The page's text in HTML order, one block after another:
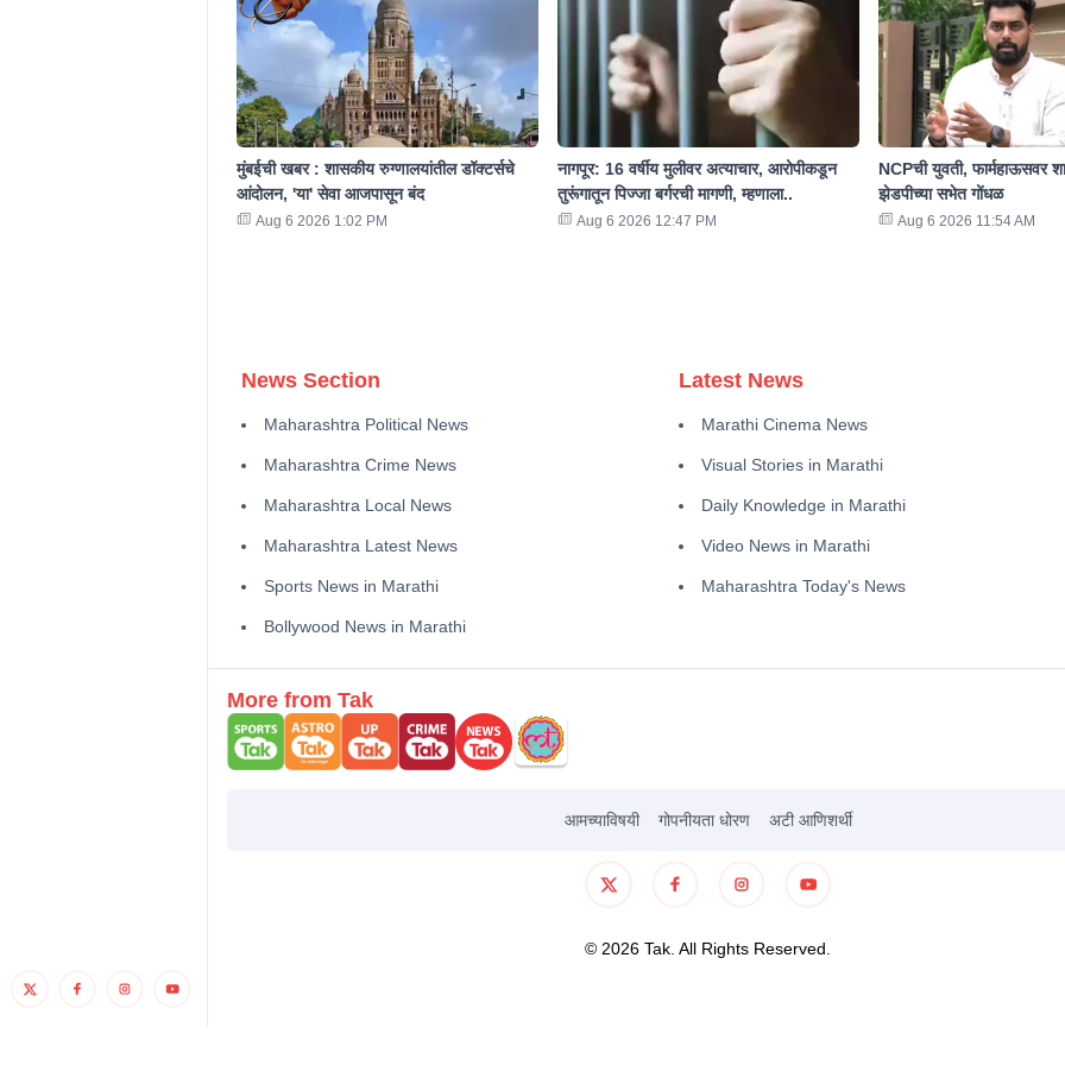
मुंबईची खबर : शासकीय रुग्णालयांतील डॉक्टर्सचे
आंदोलन, 'या' सेवा आजपासून बंद
Aug 6 2026 1:02 PM
नागपूर: 16 वर्षीय मुलीवर अत्याचार, आरोपीकडून
तुरूंगातून पिज्जा बर्गरची मागणी, म्हणाला..
Aug 6 2026 12:47 PM
NCPची युवती, फार्महाऊसवर
झेडपीच्या सभेत गोंधळ
Aug 6 2026 11:54 AM
News Section
Maharashtra Political News
Maharashtra Crime News
Maharashtra Local News
Maharashtra Latest News
Sports News in Marathi
Bollywood News in Marathi
Latest News
Marathi Cinema News
Visual Stories in Marathi
Daily Knowledge in Marathi
Video News in Marathi
Maharashtra Today's News
More from Tak
आमच्याविषयी गोपनीयता धोरण अटी आणिशर्थी
©2026 Tak. All Rights Reserved.